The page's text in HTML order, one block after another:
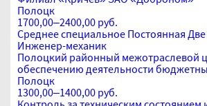
Полоцк
1700,00–2400,00 руб.
Среднее специальное Постоянная
Инженер-механик
Полоцкий районный межотраслевой
обеспечению деятельности
Полоцк
1300,00–1400,00 руб.